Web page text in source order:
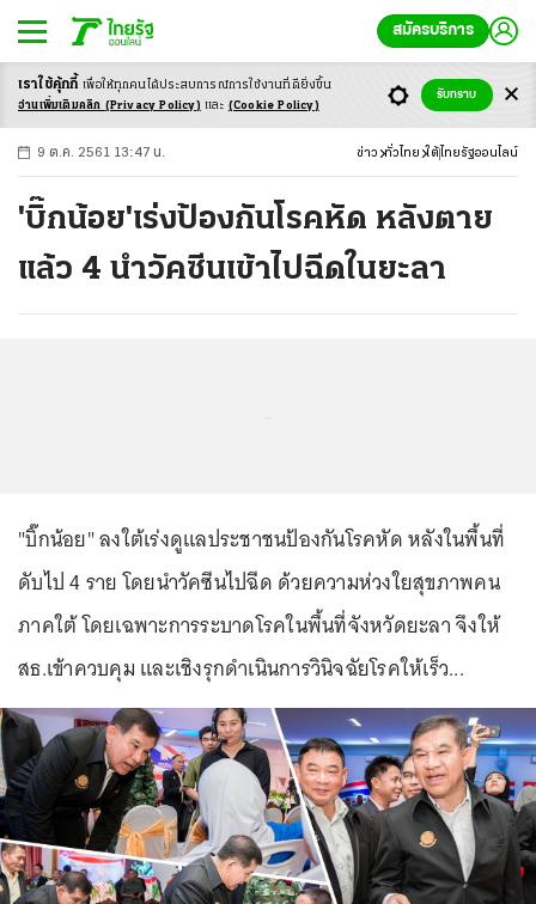
สมัครบริการ
-ก ก ก+
9 ต.ค. 2561 13:47 น. ข่าว ทั่วไทย ใต้ ไทยรัฐออนไลน์
'บิ๊กน้อย'เร่งป้องกันโรคหัด หลังตาย
แล้ว 4 นำวัคซีนเข้าไปฉีดในยะลา
"บิ๊กน้อย" ลงใต้เร่งดูแลประชาชนป้องกันโรคหัด หลังในพื้นที่
ดับไป 4 ราย โดยนำวัคซีนไปฉีด ด้วยความห่วงใยสุขภาพคน
ภาคใต้ โดยเฉพาะการระบาดโรคในพื้นที่จังหวัดยะลา จึงให้
สธ.เข้าควบคุม และเชิงรุกดำเนินการวินิจฉัยโรคให้เร็ว...
เราใช้คุ้กกี้ เพื่อให้ทุกคนได้ประสบการณ์การใช้งานที่ดียิ่งขึ้น
อ่านเพิ่มเติมคลิก (Privacy Policy) และ (Cookie Policy)
รับทราบ